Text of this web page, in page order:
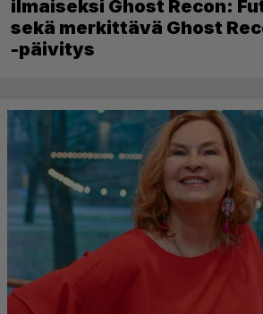
ilmaiseksi Ghost Recon:
sekä merkittävä Ghost
-päivitys